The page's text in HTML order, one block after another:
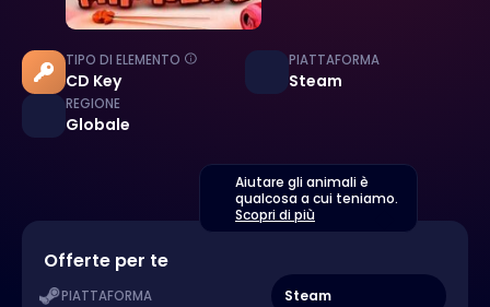
TIPO DI ELEMENTO
CD Key
PIATTAFORMA
Steam
REGIONE
Globale
Aiutare gli animali è
qualcosa a cui teniamo.
Scopri di più
Offerte per te
PIATTAFORMA Steam